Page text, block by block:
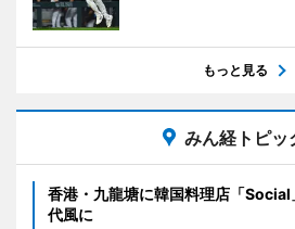
もっと見る
みん経トピッ
香港・九龍塘に韓国料理店「
代風に